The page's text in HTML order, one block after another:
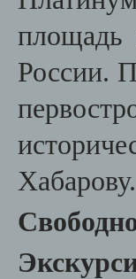
России.
Хабарову.